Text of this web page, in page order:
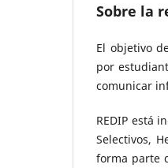
Sobre la
El objetivo
por
comunicar
REDIP está
Selectivos,
forma parte